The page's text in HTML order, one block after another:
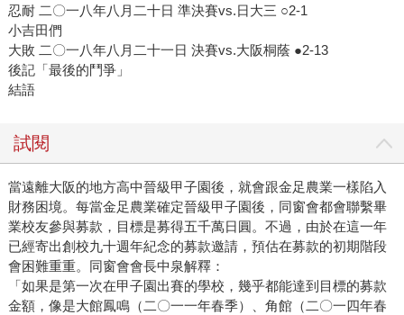
忍耐 二〇一八年八月二十日 準決賽vs.日大三 ○2-1
小吉田們
大敗 二〇一八年八月二十一日 決賽vs.大阪桐蔭 ●2-13
後記「最後的鬥爭」
結語
試閱
當遠離大阪的地方高中晉級甲子園後，就會跟金足農業一樣陷入
財務困境。每當金足農業確定晉級甲子園後，同窗會都會聯繫畢
業校友參與募款，目標是募得五千萬日圓。不過，由於在這一年
已經寄出創校九十週年紀念的募款邀請，預估在募款的初期階段
會困難重重。同窗會會長中泉解釋：
「如果是第一次在甲子園出賽的學校，幾乎都能達到目標的募款
金額，像是大館鳳鳴（二〇一一年春季）、角館（二〇一四年春